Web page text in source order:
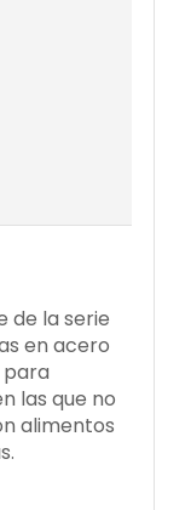
de la serie
en acero
para
las que no
alimentos
.